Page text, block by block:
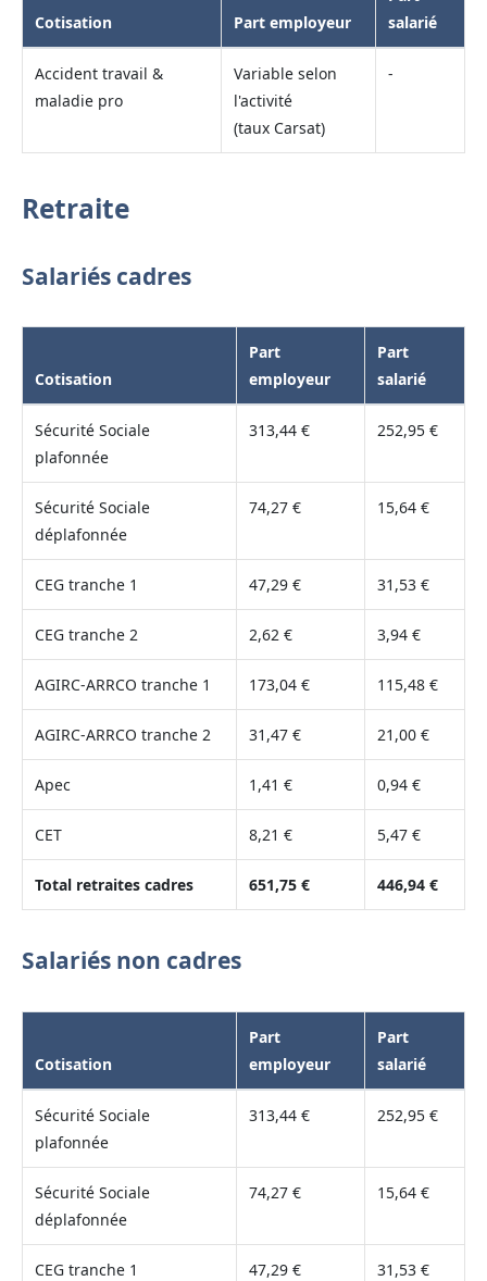
Cotisation Part employeur
salarié
Accident travail &
maladie pro
Variable selon
l'activité
(taux Carsat)
-
Retraite
Salariés cadres
Cotisation
Part
employeur
Part
salarié
Sécurité Sociale
plafonnée
313,44 € 252,95 €
Sécurité Sociale
déplafonnée
74,27 € 15,64 €
CEG tranche 1 47,29 € 31,53 €
CEG tranche 2 2,62 € 3,94 €
AGIRC-ARRCO tranche 1 173,04 € 115,48 €
AGIRC-ARRCO tranche 2 31,47 € 21,00 €
Apec 1,41 € 0,94 €
CET 8,21 € 5,47 €
Total retraites cadres 651,75 € 446,94 €
Salariés non cadres
Cotisation
Part
employeur
Part
salarié
Sécurité Sociale
plafonnée
313,44 € 252,95 €
Sécurité Sociale
déplafonnée
74,27 € 15,64 €
CEG tranche 1 47,29 € 31,53 €